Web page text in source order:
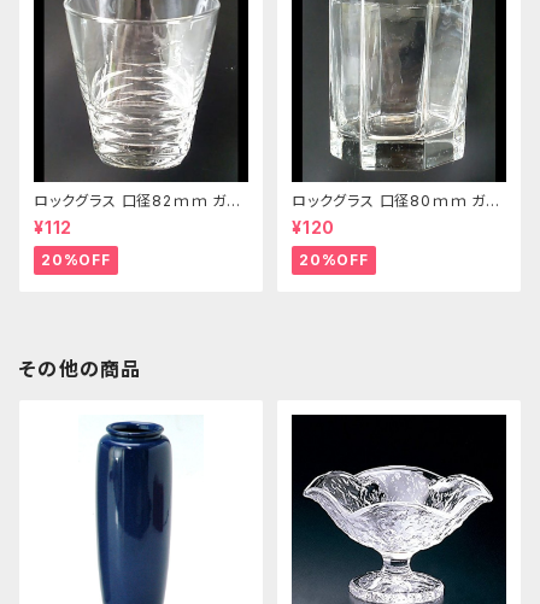
ロックグラス 口径82ｍｍ ガラ
ス製 250cc
¥112
20%OFF
ロックグラス 口径80ｍｍ ガラ
ス製 220cc
¥120
20%OFF
その他の商品